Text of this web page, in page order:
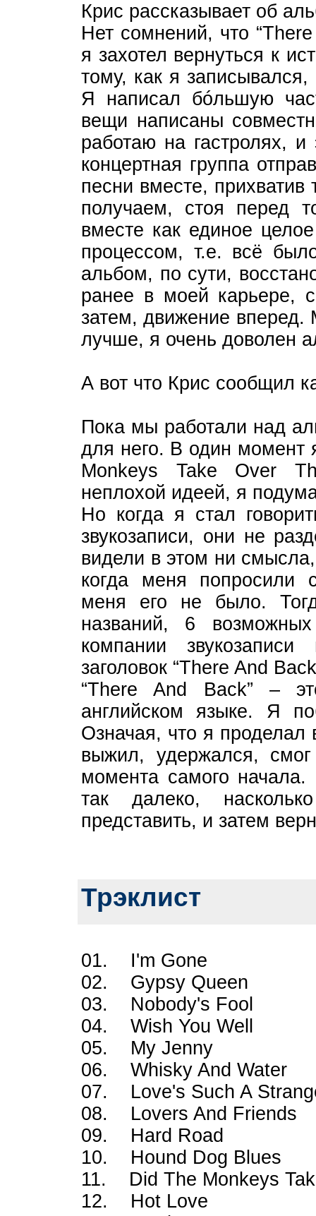
Крис рассказывает об
Нет сомнений, что
я захотел вернуться к
тому, как я
Я написал бóльшую
вещи написаны
работаю на гастролях,
концертная группа
песни вместе,
получаем, стоя перед
вместе как единое
процессом, т.е. всё
альбом, по сути,
ранее в моей карьере,
затем, движение вперед.
лучше, я очень доволен
А вот что Крис сообщил
Пока мы работали над
для него. В один момент
Monkeys Take Over
неплохой идеей, я
Но когда я стал
звукозаписи, они не
видели в этом ни
когда меня попросили
меня его не было.
названий, 6
компании
заголовок “There And
“There And Back” –
английском языке. Я
Означая, что я проделал
выжил, удержался,
момента самого
так далеко,
представить, и затем
Трэклист
01. I'm Gone
02. Gypsy Queen
03. Nobody's Fool
04. Wish You Well
05. My Jenny
06. Whisky And Water
07. Love's Such A
08. Lovers And Friends
09. Hard Road
10. Hound Dog Blues
11. Did The Monkeys
12. Hot Love